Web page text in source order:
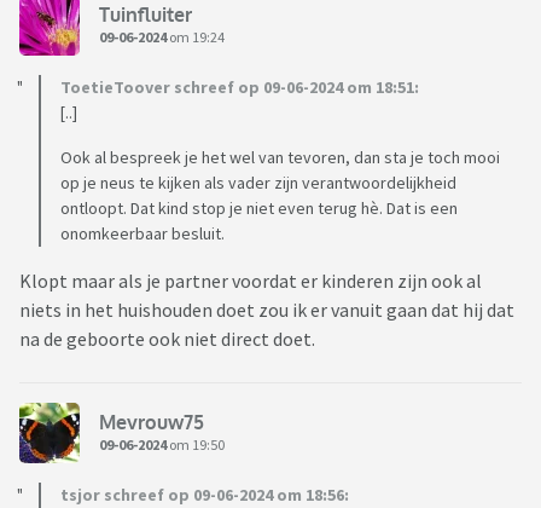
Tuinfluiter
09-06-2024om 19:24
ToetieToover schreef op 09-06-2024 om 18:51:
[..]
Ook al bespreek je het wel van tevoren, dan sta je toch mooi
op je neus te kijken als vader zijn verantwoordelijkheid
ontloopt. Dat kind stop je niet even terug hè. Dat is een
onomkeerbaar besluit.
Klopt maar als je partner voordat er kinderen zijn ook al
niets in het huishouden doet zou ik er vanuit gaan dat hij dat
na de geboorte ook niet direct doet.
Mevrouw75
09-06-2024om 19:50
tsjor schreef op 09-06-2024 om 18:56: